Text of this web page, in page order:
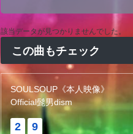
該当データが見つかりませんでした。
この曲もチェック
SOULSOUP《本人映像》
Official髭男dism
2 9